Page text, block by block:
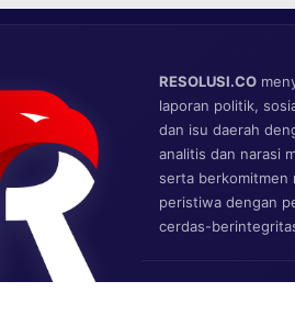
RESOLUSI.CO
laporan politik,
dan isu daerah
analitis dan narasi
serta berkomitmen
peristiwa dengan
cerdas-